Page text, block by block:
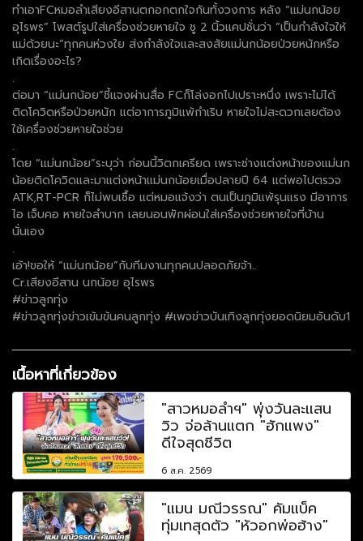
ทำเอาFCหมอลำเสียงอีสานตกอกตกใจกันทั้งวงการ หลัง “แม่นกน้อย
อุไรพร” โพสต์รูปใส่เครื่องช่วยหายใจ ชู 2 นิ้วแคปชั่นว่า “เป็นกำลังใจให้
แม่ด้วยนะ”ทุกคนห่วงใย ส่งกำลังใจและสงสัยแม่นกน้อยป่วยหนักหรือ
เกิดเรื่องอะไร?
.
ต่อมา “แม่นกน้อย”ชี้แจงผ่านสื่อ FCก็โล่งอกไปเปราะหนึ่ง เพราะไม่ได้
ติดโควิดหรือป่วยหนัก แต่อาการภูมิแพ้กำเริบ หายใจไม่สะดวกเลยต้อง
ใช้เครื่องช่วยหายใจช่วย
.
โดย “แม่นกน้อย”ระบุว่า ก่อนนี้วิตกเครียด เพราะช่างแต่งหน้าของแม่นก
น้อยติดโควิดและมาแต่งหน้าแม่นกน้อยเมื่อปลายปี 64 แต่พอไปตรวจ
ATK,RT-PCR ก็ไม่พบเชื้อ แต่หมอแจ้งว่า ตนเป็นภูมิแพ้รุนแรง มีอาการ
ไอ เจ็บคอ หายใจลำบาก เลยนอนพักผ่อนใส่เครื่องช่วยหายใจที่บ้าน
นั่นเอง
.
เอ้า!ขอให้ “แม่นกน้อย”กับทีมงานทุกคนปลอดภัยจ้า..
Cr.เสียงอีสาน นกน้อย อุไรพร
#ข่าวลูกทุ่ง
#ข่าวลูกทุ่งข่าวเข้มข้นคนลูกทุ่ง #เพจข่าวบันเทิงลูกทุ่งยอดนิยมอันดับ1
เนื้อหาที่เกี่ยวข้อง
"สาวหมอลำฯ" พุ่งวันละแสน
วิว จ่อล้านแตก "ฮักแพง"
ดีใจสุดชีวิต
6 ส.ค. 2569
"แมน มณีวรรณ" คัมแบ็ค
ทุ่มเทสุดตัว "หัวอกพ่อฮ้าง"